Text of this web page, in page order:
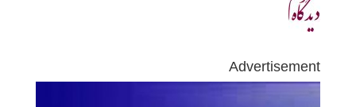
Advertisement